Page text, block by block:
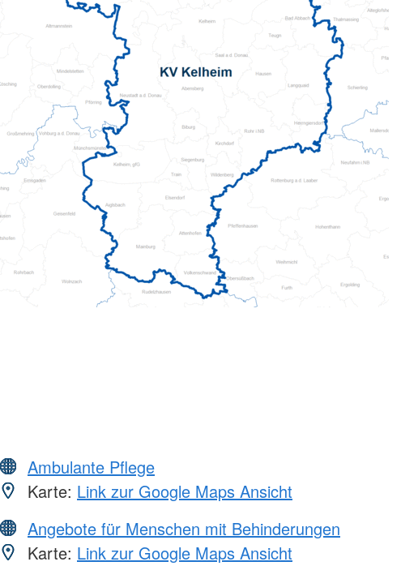
Ambulante Pflege
Karte: Link zur Google Maps Ansicht
Angebote für Menschen mit Behinderungen
Karte: Link zur Google Maps Ansicht